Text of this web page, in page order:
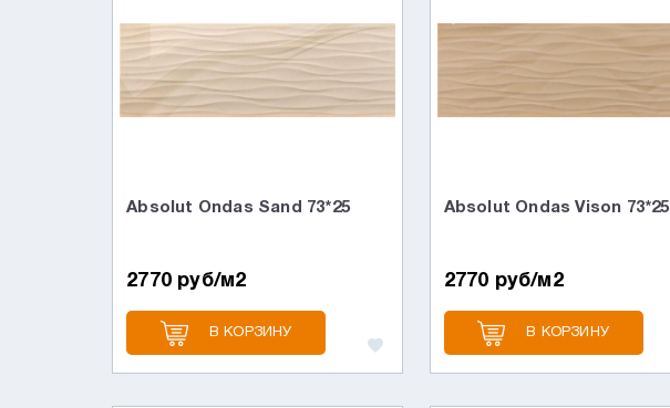
Absolut Ondas Sand 73*25
2770 руб/м2
В КОРЗИНУ
Absolut Ondas Vison 73*25
2770 руб/м2
В КОРЗИНУ